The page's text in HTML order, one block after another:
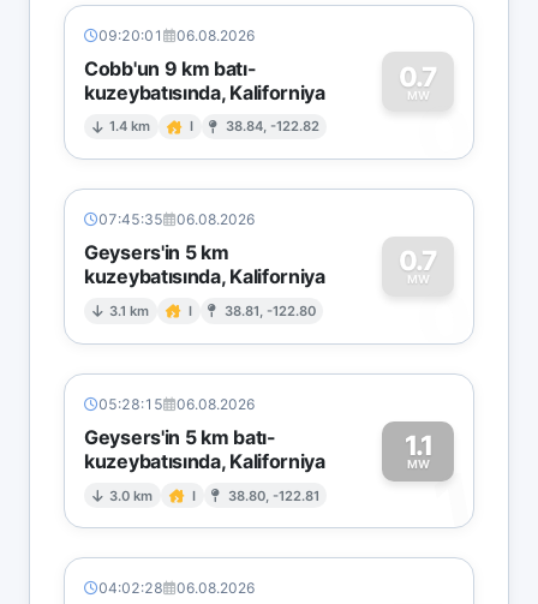
09:20:01 06.08.2026
Cobb'un 9 km batı-
kuzeybatısında, Kaliforniya
1.4 km I 38.84, -122.82
0.7
MW
0
07:45:35 06.08.2026
Geysers'in 5 km
kuzeybatısında, Kaliforniya
3.1 km I 38.81, -122.80
0.7
MW
0
05:28:15 06.08.2026
Geysers'in 5 km batı-
kuzeybatısında, Kaliforniya
3.0 km I 38.80, -122.81
1.1
MW1
04:02:28 06.08.2026